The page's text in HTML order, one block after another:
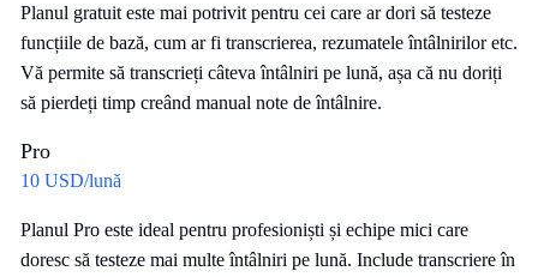
Planul gratuit este mai potrivit pentru cei care ar dori să testeze
funcțiile de bază, cum ar fi transcrierea, rezumatele întâlnirilor etc.
Vă permite să transcrieți câteva întâlniri pe lună, așa că nu doriți
să pierdeți timp creând manual note de întâlnire.
Pro
10 USD/lună
Planul Pro este ideal pentru profesioniști și echipe mici care
doresc să testeze mai multe întâlniri pe lună. Include transcriere în